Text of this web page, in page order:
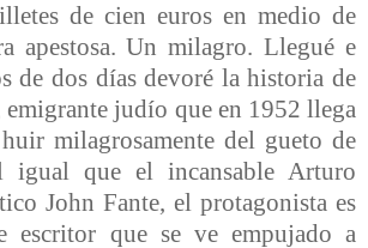
de cien euros en medio de
apestosa. Un milagro. Llegué e
de dos días devoré la historia de
judío que en 1952 llega
milagrosamente del gueto de
igual que el incansable Arturo
John Fante, el protagonista es
escritor que se ve empujado a